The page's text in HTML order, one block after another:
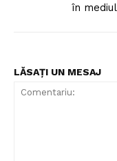
în
LĂSAȚI UN MESAJ